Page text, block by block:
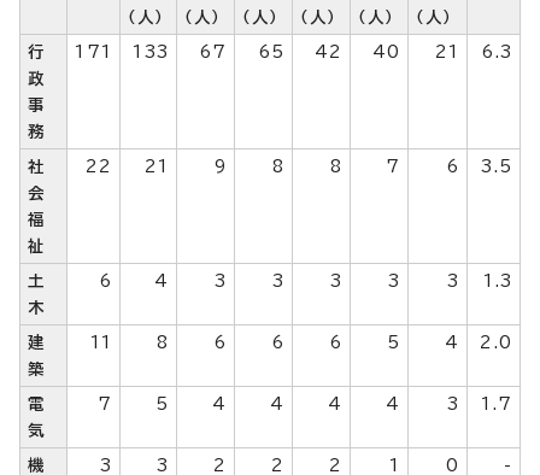
（人）
（人）
（人）
（人）
（人）
（人）
行
政
事
務
171 133 67 65 42 40 21 6.3
社
会
福
祉
22 21 9 8 8 7 6 3.5
土
木
6 4 3 3 3 3 3 1.3
建
築
11 8 6 6 6 5 4 2.0
電
気
7 5 4 4 4 4 3 1.7
機
3 3 2 2 2 1 0 -